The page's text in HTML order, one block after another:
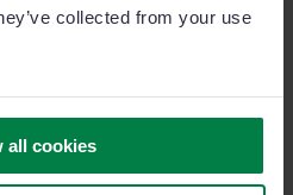
collected from your use
all cookies
del tuo
funziona solo se sono le
i tuoi obiettivi ( i quali
i tuoi risultati): se anche